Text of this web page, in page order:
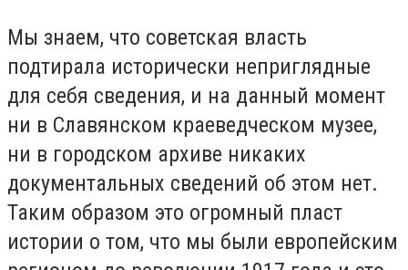
Мы знаем, что советская власть
подтирала исторически неприглядные
для себя сведения, и на данный момент
ни в Славянском краеведческом музее,
ни в городском архиве никаких
документальных сведений об этом нет.
Таким образом это огромный пласт
истории о том, что мы были европейским